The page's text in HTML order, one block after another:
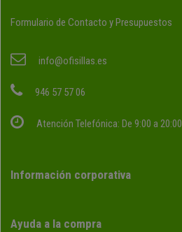
Formulario de Contacto y Presupuestos
info@ofisillas.es
946 57 57 06
Atención Telefónica: De 9:00 a 20:00
Información corporativa
Ayuda a la compra